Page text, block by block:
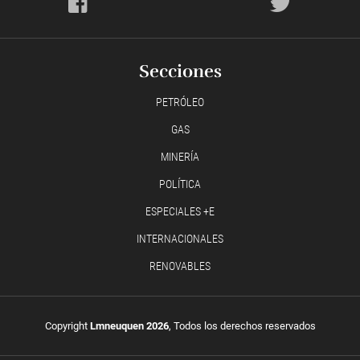
Secciones
PETRÓLEO
GAS
MINERÍA
POLÍTICA
ESPECIALES +E
INTERNACIONALES
RENOVABLES
Copyright Lmneuquen 2026, Todos los derechos reservados